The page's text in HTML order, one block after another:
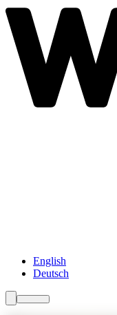
English
Deutsch